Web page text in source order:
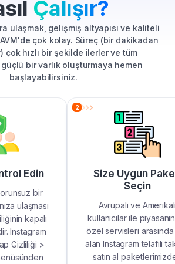
Çalışır?
ulaşmak, gelişmiş altyapısı ve kaliteli
çok kolay. Süreç (bir dakikadan
çok hızlı bir şekilde ilerler ve tüm
bir varlık oluşturmaya hemen
başlayabilirsiniz.
Edin
bir
ulaşması
kapalı
Instagram
Gizliliği >
2
Size Uygun
Seçin
Avrupalı ve
kullanıcılar ile
özel servisleri
alan Instagram telafili
satın al